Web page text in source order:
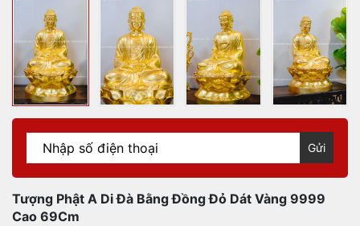
Gửi
Tượng Phật A Di Đà Bằng Đồng Đỏ Dát Vàng 9999
Cao 69Cm